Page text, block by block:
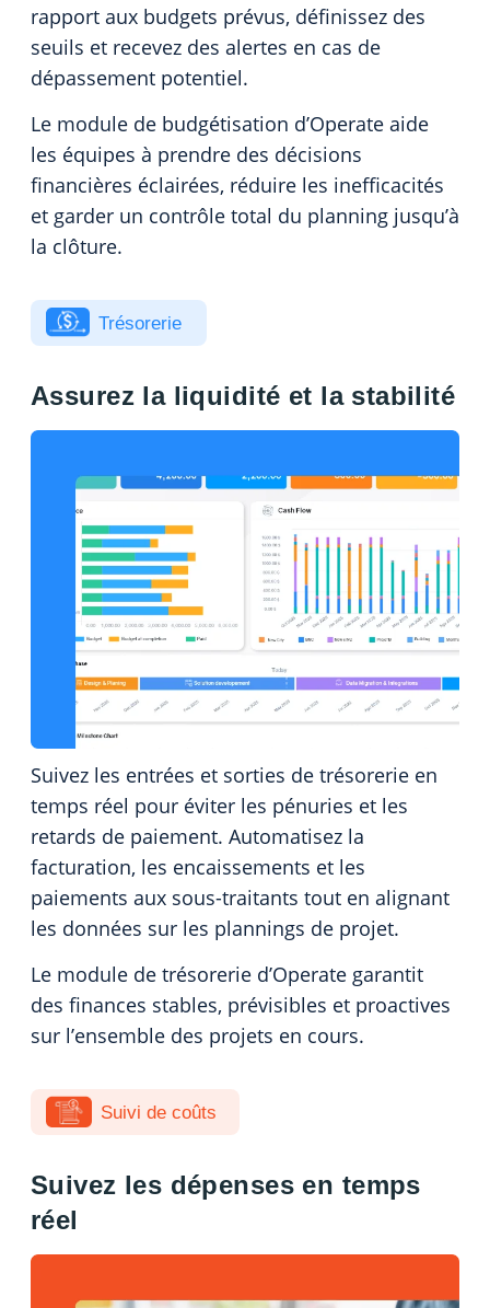
rapport aux budgets prévus, définissez des
seuils et recevez des alertes en cas de
dépassement potentiel.
Le module de budgétisation d’Operate aide
les équipes à prendre des décisions
financières éclairées, réduire les inefficacités
et garder un contrôle total du planning jusqu’à
la clôture.
Trésorerie
Assurez la liquidité et la stabilité
Suivez les entrées et sorties de trésorerie en
temps réel pour éviter les pénuries et les
retards de paiement. Automatisez la
facturation, les encaissements et les
paiements aux sous-traitants tout en alignant
les données sur les plannings de projet.
Le module de trésorerie d’Operate garantit
des finances stables, prévisibles et proactives
sur l’ensemble des projets en cours.
Suivi de coûts
Suivez les dépenses en temps
réel